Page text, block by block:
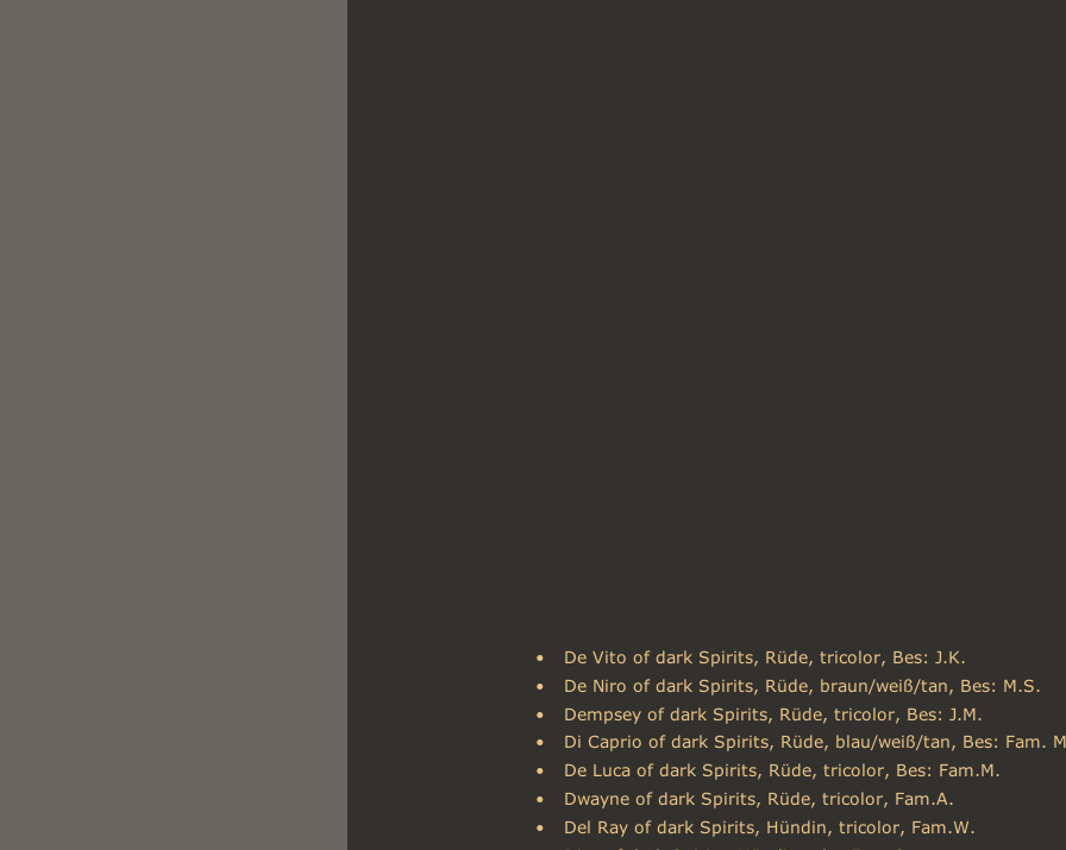
• De Vito of dark Spirits, Rüde, tricolor, Bes: J.K.
• De Niro of dark Spirits, Rüde, braun/weiß/tan, Bes: M.S.
• Dempsey of dark Spirits, Rüde, tricolor, Bes: J.M.
• Di Caprio of dark Spirits, Rüde, blau/weiß/tan, Bes: Fam.
• De Luca of dark Spirits, Rüde, tricolor, Bes: Fam.M.
• Dwayne of dark Spirits, Rüde, tricolor, Fam.A.
• Del Ray of dark Spirits, Hündin, tricolor, Fam.W.